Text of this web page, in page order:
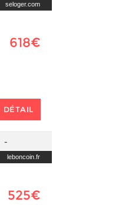
seloger.com
618€
DÉTAIL
-
leboncoin.fr
525€